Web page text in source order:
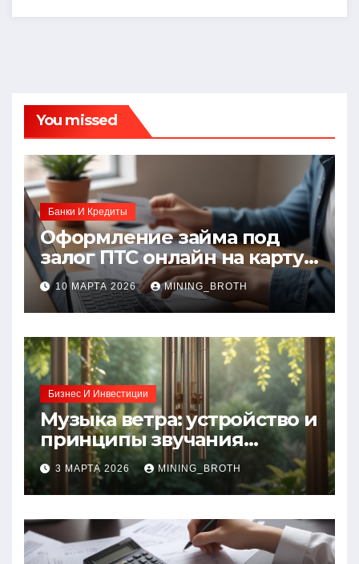
You missed
Банки И Кредиты
Оформление займа под
залог ПТС онлайн на карту
без визита в офис: порядок,
требования и документы
10 МАРТА 2026 MINING_BROTH
Бизнес И Инвестиции
Музыка ветра: устройство и
принципы звучания
колокольчиков
3 МАРТА 2026 MINING_BROTH